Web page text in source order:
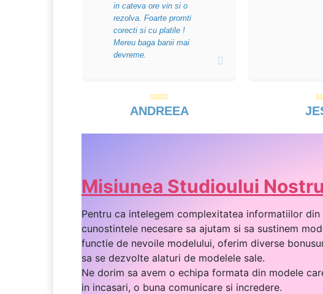
in cateva ore vin si o
rezolva. Foarte promti
corecti si cu platile !
Mereu baga banii mai
devreme.
ANDREEA
Misiunea Studioului Nostru
Pentru ca intelegem complexitatea informatiilor
cunostintele necesare sa ajutam si sa sustinem
functie de nevoile modelului, oferim diverse
sa se dezvolte alaturi de modelele sale.
Ne dorim sa avem o echipa formata din modele
in incasari, o buna comunicare si incredere.